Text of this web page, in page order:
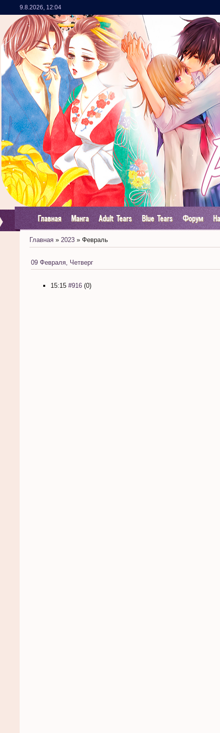
9.8.2026, 12:04
Главная Манга Adult Tears Blue Tears Форум
Главная » 2023 » Февраль
09 Февраля, Четверг
15:15 #916 (0)